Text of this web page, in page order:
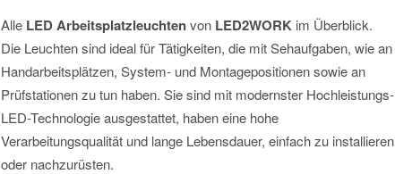
Alle LED Arbeitsplatzleuchtenvon LED2WORK im Überblick.
Die Leuchten sind ideal für Tätigkeiten, die mit Sehaufgaben, wie an
Handarbeitsplätzen, System- und Montagepositionen sowie an
Prüfstationen zu tun haben. Sie sind mit modernster Hochleistungs-
LED-Technologie ausgestattet, haben eine hohe
Verarbeitungsqualität und lange Lebensdauer, einfach zu installieren
oder nachzurüsten.